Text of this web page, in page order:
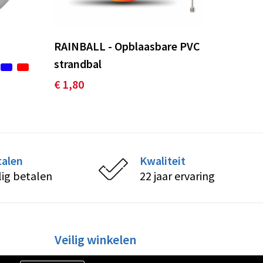
RAINBALL - Opblaasbare PVC
strandbal
€ 1,80
betalen
Kwaliteit
22 jaar ervaring
Veilig winkelen